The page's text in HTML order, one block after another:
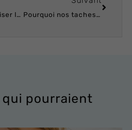
Comment optimiser les résultats de votre Cryolipolyse ? Pourquoi nos taches pigmentaires s’aggravent-elles en été et comment y remédier ?
qui pourraient